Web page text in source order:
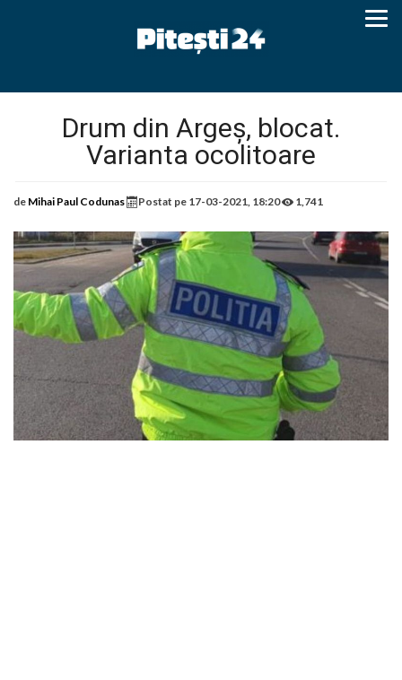
Drum din Argeș, blocat.
Varianta ocolitoare
de Mihai Paul Codunas Postat pe 17-03-2021, 18:20 1,741